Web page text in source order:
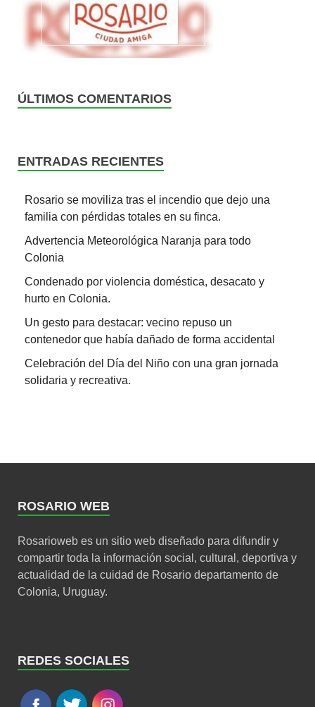
ÚLTIMOS COMENTARIOS
ENTRADAS RECIENTES
Rosario se moviliza tras el incendio que dejo una
familia con pérdidas totales en su finca.
Advertencia Meteorológica Naranja para todo
Colonia
Condenado por violencia doméstica, desacato y
hurto en Colonia.
Un gesto para destacar: vecino repuso un
contenedor que había dañado de forma accidental
Celebración del Día del Niño con una gran jornada
solidaria y recreativa.
ROSARIO WEB
Rosarioweb es un sitio web diseñado para difundir y
compartir toda la información social, cultural, deportiva y
actualidad de la cuidad de Rosario departamento de
Colonia, Uruguay.
REDES SOCIALES